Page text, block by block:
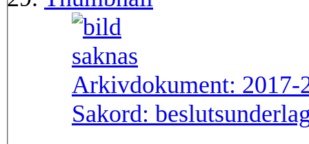
Arkivdokument: 2017-
Sakord: